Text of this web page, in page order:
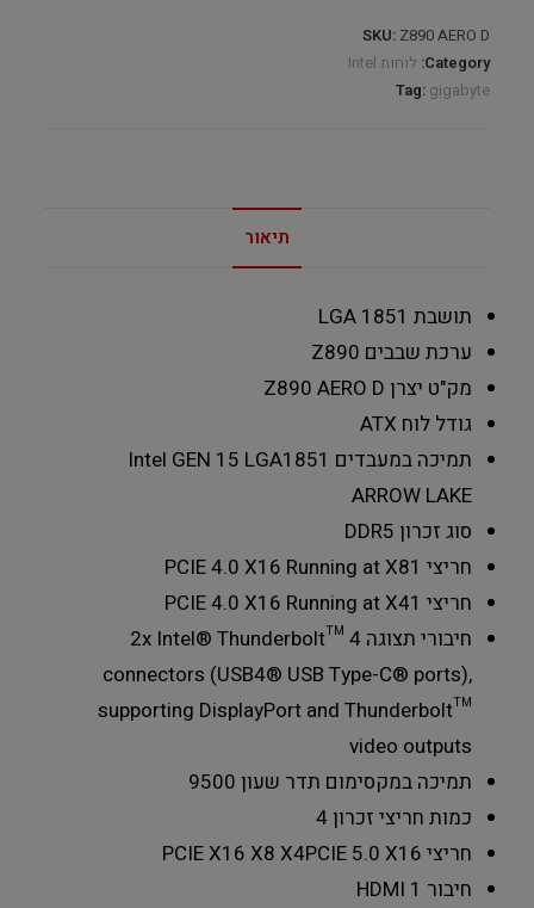
Type-
C
quantity
SKU: Z890 AERO D
Category: לוחות Intel
Tag: gigabyte
תיאור
תושבת LGA 1851
ערכת שבבים Z890
מק"ט יצרן Z890 AERO D
גודל לוח ATX
תמיכה במעבדים Intel GEN 15 LGA1851
ARROW LAKE
סוג זכרון DDR5
חריצי PCIE 4.0 X16 Running at X8 1
חריצי PCIE 4.0 X16 Running at X4 1
חיבורי תצוגה2x Intel® Thunderbolt™ 4
connectors (USB4® USB Type-C® ports),
supporting DisplayPort and Thunderbolt™
video outputs
תמיכה במקסימום תדר שעון 9500
כמות חריצי זכרון4
חריצי PCIE X16 X8 X4 PCIE 5.0 X16
חיבור HDMI 1